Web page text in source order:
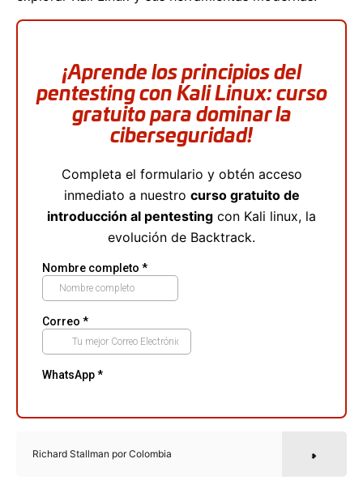
¡Aprende los principios del
pentesting con Kali Linux: curso
gratuito para dominar la
ciberseguridad!
Completa el formulario y obtén acceso
inmediato a nuestro curso gratuito de
introducción al pentesting con Kali linux, la
evolución de Backtrack.
Richard Stallman por Colombia